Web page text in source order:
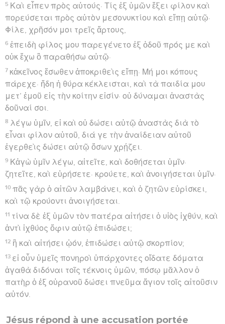
5 Καὶ εἶπεν πρὸς αὐτούς· Τίς ἐξ ὑμῶν ἕξει φίλον καὶ
πορεύσεται πρὸς αὐτὸν μεσονυκτίου καὶ εἴπῃ αὐτῷ·
Φίλε, χρῆσόν μοι τρεῖς ἄρτους,
6 ἐπειδὴ φίλος μου παρεγένετο ἐξ ὁδοῦ πρός με καὶ
οὐκ ἔχω ὃ παραθήσω αὐτῷ·
7 κἀκεῖνος ἔσωθεν ἀποκριθεὶς εἴπῃ· Μή μοι κόπους
πάρεχε· ἤδη ἡ θύρα κέκλεισται, καὶ τὰ παιδία μου
μετ’ ἐμοῦ εἰς τὴν κοίτην εἰσίν· οὐ δύναμαι ἀναστὰς
δοῦναί σοι.
8 λέγω ὑμῖν, εἰ καὶ οὐ δώσει αὐτῷ ἀναστὰς διὰ τὸ
εἶναι φίλον αὐτοῦ, διά γε τὴν ἀναίδειαν αὐτοῦ
ἐγερθεὶς δώσει αὐτῷ ὅσων χρῄζει.
9 Κἀγὼ ὑμῖν λέγω, αἰτεῖτε, καὶ δοθήσεται ὑμῖν·
ζητεῖτε, καὶ εὑρήσετε· κρούετε, καὶ ἀνοιγήσεται ὑμῖν·
10 πᾶς γὰρ ὁ αἰτῶν λαμβάνει, καὶ ὁ ζητῶν εὑρίσκει,
καὶ τῷ κρούοντι ἀνοιγήσεται.
11 τίνα δὲ ἐξ ὑμῶν τὸν πατέρα αἰτήσει ὁ υἱὸς ἰχθύν, καὶ
ἀντὶ ἰχθύος ὄφιν αὐτῷ ἐπιδώσει;
12 ἢ καὶ αἰτήσει ᾠόν, ἐπιδώσει αὐτῷ σκορπίον;
13 εἰ οὖν ὑμεῖς πονηροὶ ὑπάρχοντες οἴδατε δόματα
ἀγαθὰ διδόναι τοῖς τέκνοις ὑμῶν, πόσῳ μᾶλλον ὁ
πατὴρ ὁ ἐξ οὐρανοῦ δώσει πνεῦμα ἅγιον τοῖς αἰτοῦσιν
αὐτόν.
Jésus répond à une accusation portée